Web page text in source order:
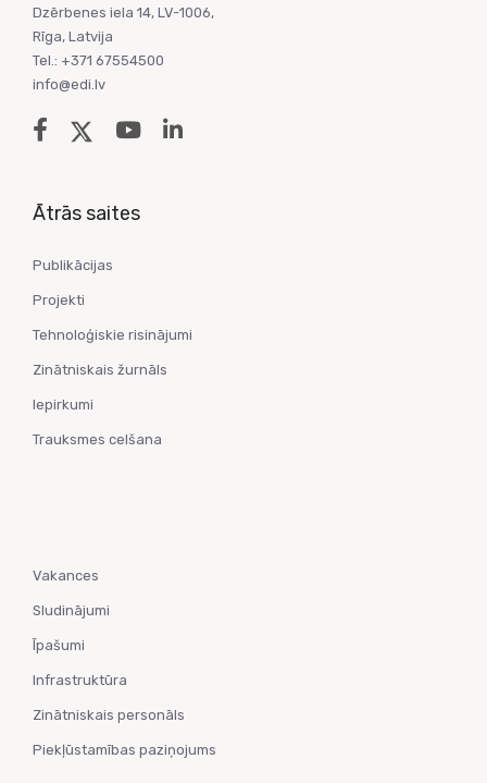
Dzērbenes iela 14, LV-1006,
Rīga, Latvija
Tel.: +371 67554500
info@edi.lv
Ātrās saites
Publikācijas
Projekti
Tehnoloģiskie risinājumi
Zinātniskais žurnāls
Iepirkumi
Trauksmes celšana
Vakances
Sludinājumi
Īpašumi
Infrastruktūra
Zinātniskais personāls
Piekļūstamības paziņojums